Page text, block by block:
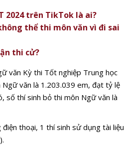
2024 trên TikTok là ai?
thể thi môn văn vì đi sai
thi cử?
văn Kỳ thi Tốt nghiệp Trung học
văn là 1.203.039 em, đạt tỷ lệ
số thí sinh bỏ thi môn Ngữ văn là
thoại, 1 thí sinh sử dụng tài liệu